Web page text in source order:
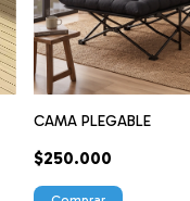
CAMA PLEGABLE
$250.000